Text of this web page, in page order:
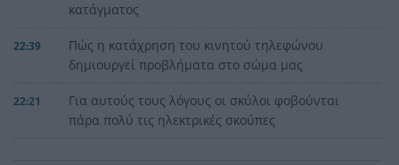
κατάγματος
22:39
Πώς η κατάχρηση του κινητού τηλεφώνου
δημιουργεί προβλήματα στο σώμα μας
22:21
Για αυτούς τους λόγους οι σκύλοι φοβούνται
πάρα πολύ τις ηλεκτρικές σκούπες